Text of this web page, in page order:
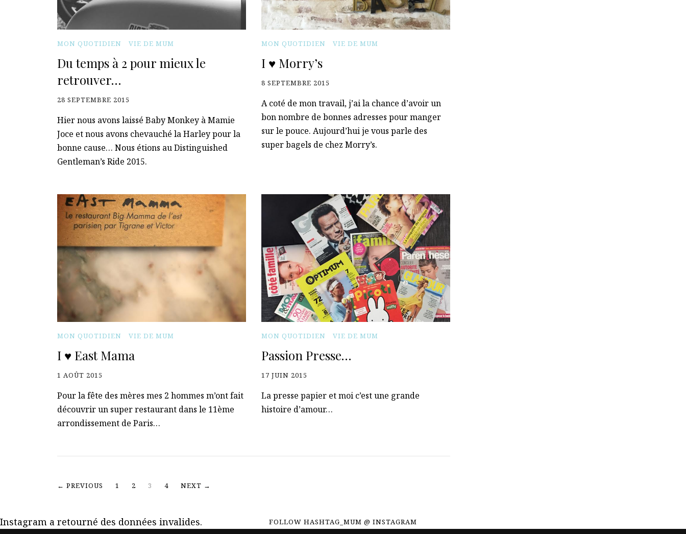
MON QUOTIDIEN VIE DE MUM
Du temps à 2 pour mieux le
retrouver…
28 SEPTEMBRE 2015
Hier nous avons laissé Baby Monkey à Mamie
Joce et nous avons chevauché la Harley pour la
bonne cause… Nous étions au Distinguished
Gentleman’s Ride 2015.
MON QUOTIDIEN VIE DE MUM
I ♥ Morry’s
8 SEPTEMBRE 2015
A coté de mon travail, j’ai la chance d’avoir un
bon nombre de bonnes adresses pour manger
sur le pouce. Aujourd’hui je vous parle des
super bagels de chez Morry’s.
MON QUOTIDIEN VIE DE MUM
I ♥ East Mama
1 AOÛT 2015
Pour la fête des mères mes 2 hommes m’ont fait
découvrir un super restaurant dans le 11ème
arrondissement de Paris…
MON QUOTIDIEN VIE DE MUM
Passion Presse…
17 JUIN 2015
La presse papier et moi c’est une grande
histoire d’amour…
← PREVIOUS 1 2 3 4 NEXT →
Instagram a retourné des données invalides. FOLLOW HASHTAG_MUM @ INSTAGRAM